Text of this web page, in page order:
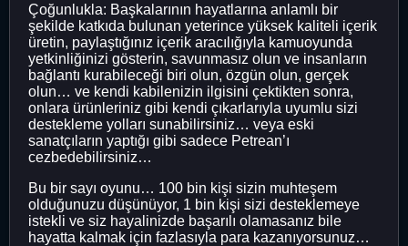
Çoğunlukla: Başkalarının hayatlarına anlamlı bir
şekilde katkıda bulunan yeterince yüksek kaliteli içerik
üretin, paylaştığınız içerik aracılığıyla kamuoyunda
yetkinliğinizi gösterin, savunmasız olun ve insanların
bağlantı kurabileceği biri olun, özgün olun, gerçek
olun… ve kendi kabilenizin ilgisini çektikten sonra,
onlara ürünleriniz gibi kendi çıkarlarıyla uyumlu sizi
destekleme yolları sunabilirsiniz… veya eski
sanatçıların yaptığı gibi sadece Petrean’ı
cezbedebilirsiniz…
Bu bir sayı oyunu… 100 bin kişi sizin muhteşem
olduğunuzu düşünüyor, 1 bin kişi sizi desteklemeye
istekli ve siz hayalinizde başarılı olamasanız bile
hayatta kalmak için fazlasıyla para kazanıyorsunuz…